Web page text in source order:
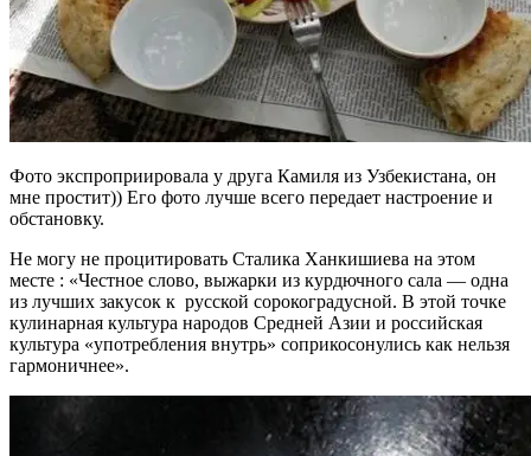
Фото экспроприировала у друга Камиля из Узбекистана, он
мне простит)) Его фото лучше всего передает настроение и
обстановку.
Не могу не процитировать Сталика Ханкишиева на этом
месте : «Честное слово, выжарки из курдючного сала — одна
из лучших закусок к русской сорокоградусной. В этой точке
кулинарная культура народов Средней Азии и российская
культура «употребления внутрь» соприкосонулись как нельзя
гармоничнее».